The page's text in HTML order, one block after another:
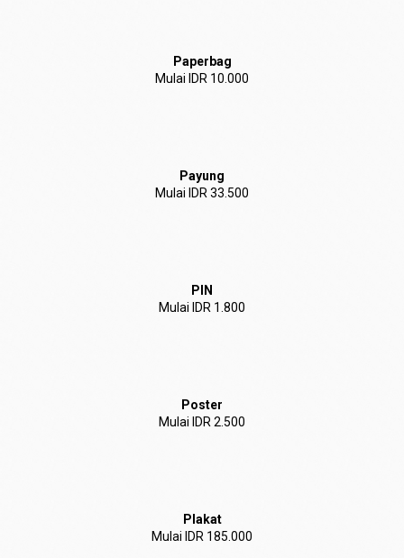
Paperbag
Mulai IDR 10.000
Payung
Mulai IDR 33.500
PIN
Mulai IDR 1.800
Poster
Mulai IDR 2.500
Plakat
Mulai IDR 185.000